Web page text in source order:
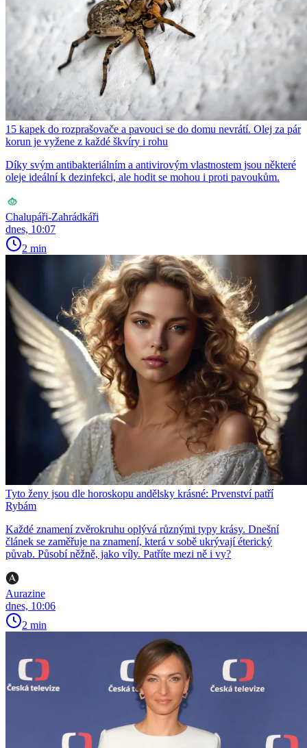
15 kapek do rozprašovače a pavouci se do domu nevrátí. Olej za pár
korun je vyžene z každé škvíry i rohu
Díky svým antibakteriálním a antivirovým vlastnostem jsou některé
oleje ideální k dezinfekci, ale hodit se mohou i proti pavoukům.
Chalupáři-Zahrádkáři
dnes, 10:07
2 min
Tyto ženy jsou dle horoskopu andělsky krásné: Prvenství patří
Rybám
Každé znamení zvěrokruhu oplývá různými typy krásy. Dnešní
článek se zaměřuje na znamení, která v sobě ukrývají éterický
půvab. Působí něžně, jako víly. Patříte mezi ně i vy?
Aurazine
dnes, 10:06
2 min